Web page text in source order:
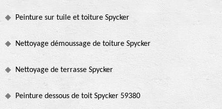
Peinture sur tuile et toiture Spycker
Nettoyage démoussage de toiture Spycker
Nettoyage de terrasse Spycker
Peinture dessous de toit Spycker 59380